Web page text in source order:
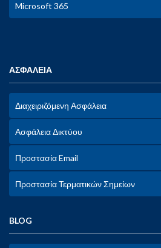
Microsoft 365
ΑΣΦΑΛΕΙΑ
Διαχειριζόμενη Ασφάλεια
Ασφάλεια Δικτύου
Προστασία Email
Προστασία Τερματικών Σημείων
BLOG